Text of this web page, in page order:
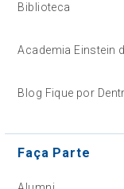
Biblioteca
Academia Einstein
Blog Fique por
Faça Parte